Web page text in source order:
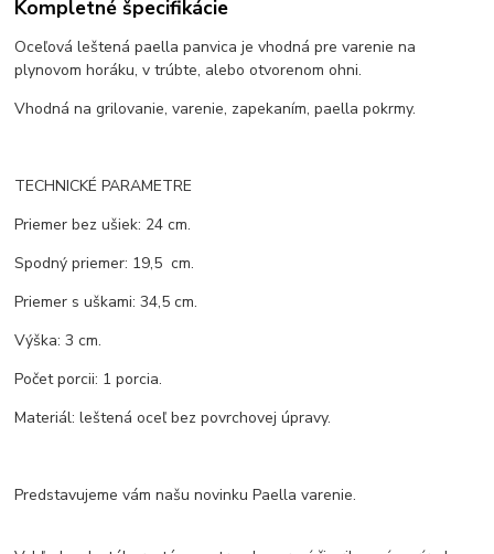
Kompletné špecifikácie
Oceľová leštená paella panvica je vhodná pre varenie na
plynovom horáku, v trúbte, alebo otvorenom ohni.
Vhodná na grilovanie, varenie, zapekaním, paella pokrmy.
TECHNICKÉ PARAMETRE
Priemer bez ušiek: 24 cm.
Spodný priemer: 19,5 cm.
Priemer s uškami: 34,5 cm.
Výška: 3 cm.
Počet porcii: 1 porcia.
Materiál: leštená oceľ bez povrchovej úpravy.
Predstavujeme vám našu novinku Paella varenie.